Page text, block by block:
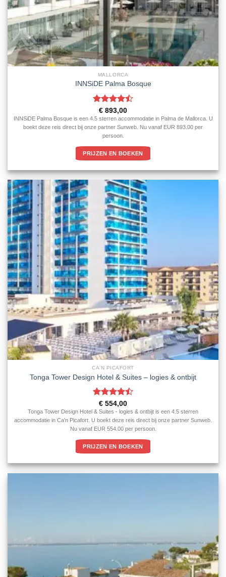
MALLORCA
INNSiDE Palma Bosque
Gewaardeerd
4.5uit 5
€ 893,00
INNSiDE Palma Bosque is een 4.5 sterren accommodatie in Palma de Mallorca. U
boekt deze reis direct bij onze partner Sunweb. Nu vanaf EUR 893.00 per
persoon.
PRIJZEN EN BOEKEN
CA'N PICAFORT
Tonga Tower Design Hotel & Suites – logies & ontbijt
Gewaardeerd
4.5uit 5
€ 554,00
Tonga Tower Design Hotel & Suites - logies & ontbijt is een 4.5 sterren
accommodatie in Ca'n Picafort. U boekt deze reis direct bij onze partner Sunweb.
Nu vanaf EUR 554.00 per persoon.
PRIJZEN EN BOEKEN